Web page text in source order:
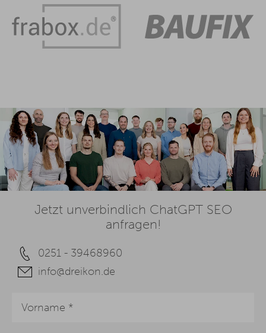
Jetzt unverbindlich ChatGPT SEO
anfragen!
0251 - 39468960
info@dreikon.de